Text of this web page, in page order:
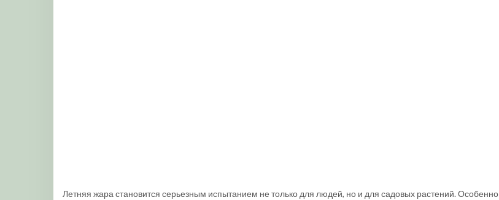
Летняя жара становится серьезным испытанием не только для людей, но и для садовых растений. Особенно